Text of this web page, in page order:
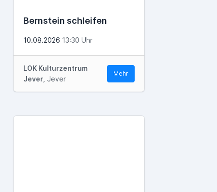
Bernstein schleifen
10.08.2026 13:30 Uhr
LOK Kulturzentrum
Jever , Jever
Mehr